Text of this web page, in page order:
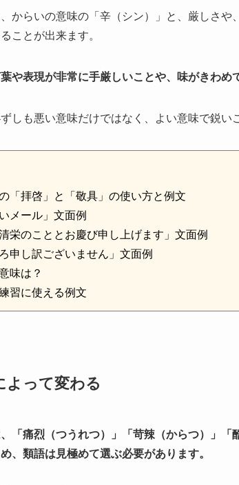
からいの意味の「辛（シン）」と、厳しさや
ことが出来ます。
や表現が非常に手厳しいことや、味がきわめ
しも悪い意味だけではなく、よい意味で鋭い
「拝啓」と「敬具」の使い方と例文
メール」文面例
栄のこととお慶び申し上げます」文面例
申し訳ございません」文面例
味は？
習に使える例文
よって変わる
「痛烈（つうれつ）」「苛辣（からつ）」「
、類語は見極めて選ぶ必要があります。